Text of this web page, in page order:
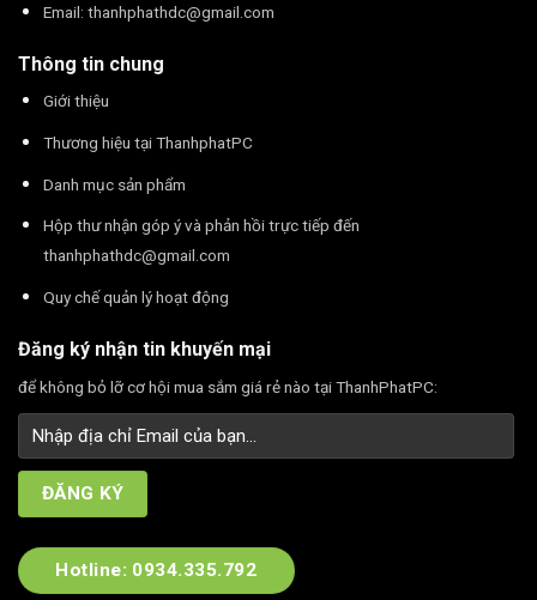
Email: thanhphathdc@gmail.com
Thông tin chung
Giới thiệu
Thương hiệu tại ThanhphatPC
Danh mục sản phẩm
Hộp thư nhận góp ý và phản hồi trực tiếp đến
thanhphathdc@gmail.com
Quy chế quản lý hoạt động
Đăng ký nhận tin khuyến mại
để không bỏ lỡ cơ hội mua sắm giá rẻ nào tại ThanhPhatPC:
Hotline: 0934.335.792